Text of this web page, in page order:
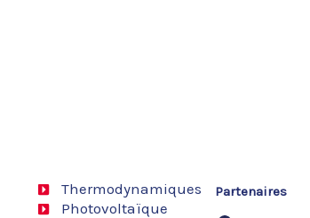
Thermodynamiques
Photovoltaïque
Partenaires